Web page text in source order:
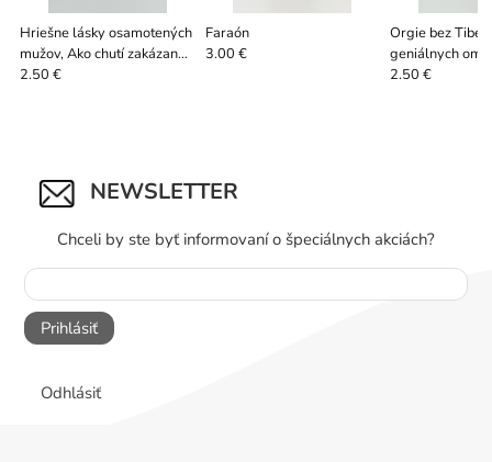
Hriešne lásky osamotených
mužov, Ako chutí zakázané
ovocie
2.50 €
Faraón
3.00 €
Orgie bez
geniálnych
profesora
2.50 €
NEWSLETTER
Chceli by ste byť informovaní o špeciálnych akciách?
Prihlásiť
Odhlásiť